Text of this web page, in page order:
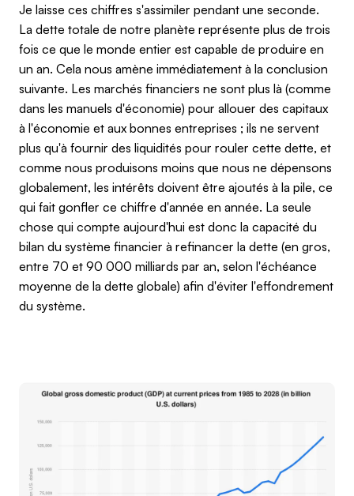
Je laisse ces chiffres s'assimiler pendant une seconde.
La dette totale de notre planète représente plus de trois
fois ce que le monde entier est capable de produire en
un an. Cela nous amène immédiatement à la conclusion
suivante. Les marchés financiers ne sont plus là (comme
dans les manuels d'économie) pour allouer des capitaux
à l'économie et aux bonnes entreprises ; ils ne servent
plus qu'à fournir des liquidités pour rouler cette dette, et
comme nous produisons moins que nous ne dépensons
globalement, les intérêts doivent être ajoutés à la pile, ce
qui fait gonfler ce chiffre d'année en année. La seule
chose qui compte aujourd'hui est donc la capacité du
bilan du système financier à refinancer la dette (en gros,
entre 70 et 90 000 milliards par an, selon l'échéance
moyenne de la dette globale) afin d'éviter l'effondrement
du système.